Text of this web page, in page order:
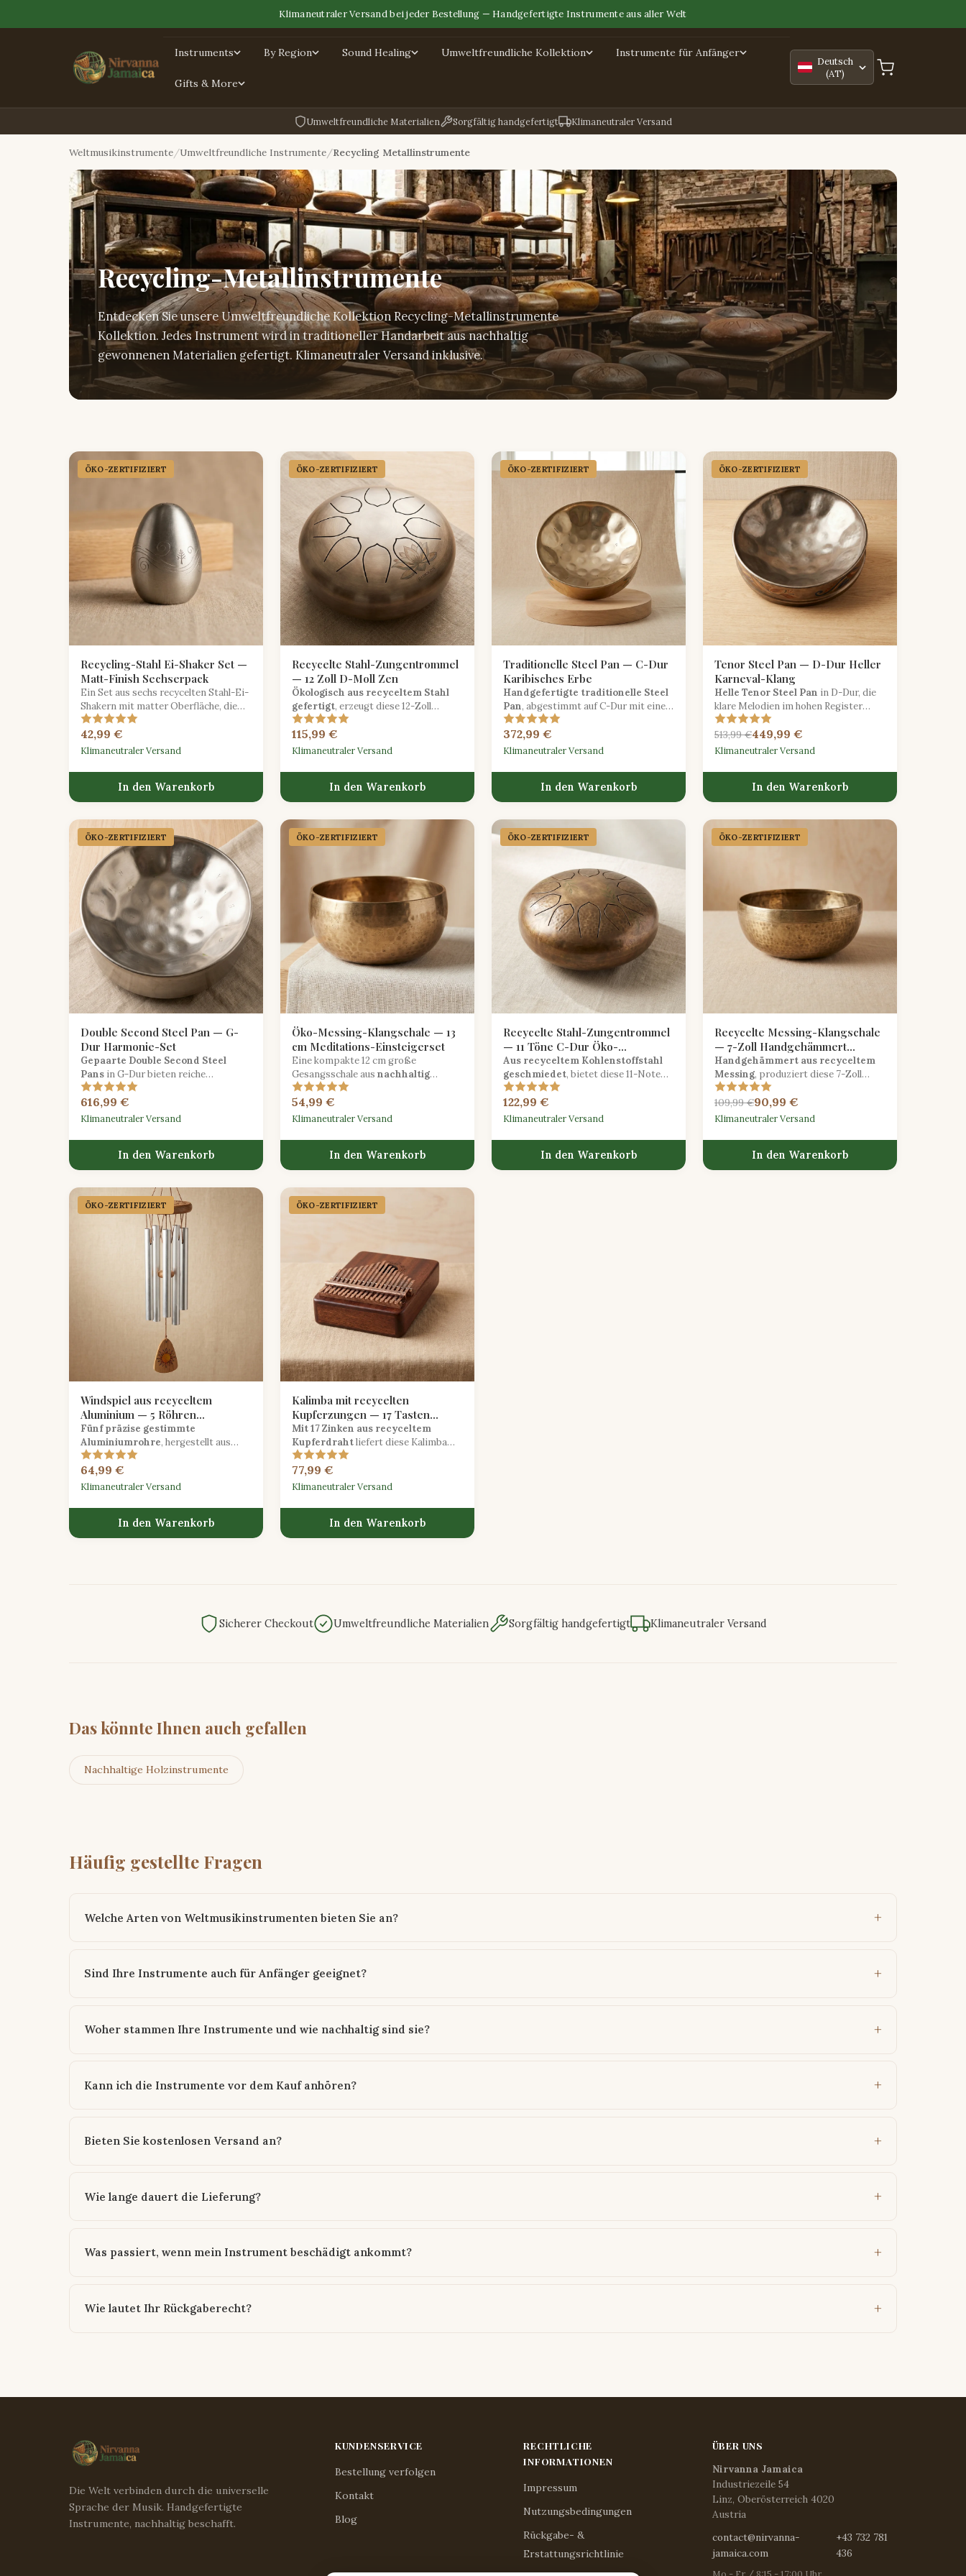
Klimaneutraler Versand bei jeder Bestellung — Handgefertigte Instrumente aus aller Welt
Instruments By Region Sound Healing Umweltfreundliche Kollektion Instrumente für Anfänger
Gifts & More
Deutsch
(AT)
Umweltfreundliche Materialien Sorgfältig handgefertigt Klimaneutraler Versand
Weltmusikinstrumente Umweltfreundliche Instrumente Recycling Metallinstrumente
Recycling-Metallinstrumente
Entdecken Sie unsere Umweltfreundliche Kollektion Recycling-Metallinstrumente
Kollektion. Jedes Instrument wird in traditioneller Handarbeit aus nachhaltig
gewonnenen Materialien gefertigt. Klimaneutraler Versand inklusive.
ÖKO-ZERTIFIZIERT
Recycling-Stahl Ei-Shaker Set —
Matt-Finish Sechserpack
Ein Set aus sechs recycelten Stahl-Ei-
Shakern mit matter Oberfläche, die
einen hellen und konsistenten Klang
für Ensemble-Spiel bieten.
42,99 €
Klimaneutraler Versand
In den Warenkorb
ÖKO-ZERTIFIZIERT
Recycelte Stahl-Zungentrommel
— 12 Zoll D-Moll Zen
Ökologisch aus recyceltem Stahl
gefertigt, erzeugt diese 12-Zoll
Zungentrommel in D-Moll tief
beruhigende Töne, die ideal für
Meditation und Klangheilung sind.
115,99 €
Klimaneutraler Versand
In den Warenkorb
ÖKO-ZERTIFIZIERT
Traditionelle Steel Pan — C-Dur
Karibisches Erbe
Handgefertigte traditionelle Steel
Pan, abgestimmt auf C-Dur mit einem
warmen karibischen Klang, perfekt für
Calypso- und Soca-Rhythmen.
372,99 €
Klimaneutraler Versand
In den Warenkorb
ÖKO-ZERTIFIZIERT
Tenor Steel Pan — D-Dur Heller
Karneval-Klang
Helle Tenor Steel Pan in D-Dur, die
klare Melodien im hohen Register
liefert, ideal für Hauptparts und
Soloperformances.
513,99 €449,99 €
Klimaneutraler Versand
In den Warenkorb
ÖKO-ZERTIFIZIERT
Double Second Steel Pan — G-
Dur Harmonie-Set
Gepaarte Double Second Steel
Pans in G-Dur bieten reiche
harmonische Unterstützung und
Kontrapunktfähigkeiten für das
Ensemble-Spiel.
616,99 €
Klimaneutraler Versand
In den Warenkorb
ÖKO-ZERTIFIZIERT
Öko-Messing-Klangschale — 13
cm Meditations-Einsteigerset
Eine kompakte 12 cm große
Gesangsschale aus nachhaltig
beschafftem Messing
Anfänger, die achtsame Klangpraxis
erkunden.
54,99 €
Klimaneutraler Versand
In den Warenkorb
ÖKO-ZERTIFIZIERT
Recycelte Stahl-Zungentrommel
— 11 Töne C-Dur Öko-
geschmiedet
Aus recyceltem Kohlenstoffstahl
geschmiedet, bietet diese 11-Note
Zungentrommel in C-Dur strahlende
pentatonische Töne mit einem
reduzierten ökologischen
122,99 €
Klimaneutraler Versand
In den Warenkorb
ÖKO-ZERTIFIZIERT
Recycelte Messing-Klangschale
— 7-Zoll Handgehämmert
Meditation
Handgehämmert aus recyceltem
Messing, produziert diese 7-Zoll
Gesangsschale reiche Obertöne für
Meditation und Klangtherapie mit
einer nachhaltigen Seele.
109,99 €90,99 €
Klimaneutraler Versand
In den Warenkorb
ÖKO-ZERTIFIZIERT
Windspiel aus recyceltem
Aluminium — 5 Röhren
pentatonisch gestimmt
Fünf präzise gestimmte
Aluminiumrohre, hergestellt aus
recyceltem Luftfahrt-Schrott,
schaffen ein pentatonisches
Windspiel mit kristallinen
64,99 €
Klimaneutraler Versand
In den Warenkorb
ÖKO-ZERTIFIZIERT
Kalimba mit recycelten
Kupferzungen — 17 Tasten
warme Resonanz
Mit 17 Zinken aus recyceltem
Kupferdrahtliefert diese Kalimba
einzigartig warme, sanfte Töne, die
sie von herkömmlichen Stahlmodellen
abheben.
77,99 €
Klimaneutraler Versand
In den Warenkorb
Sicherer Checkout Umweltfreundliche Materialien Sorgfältig handgefertigt Klimaneutraler Versand
Das könnte Ihnen auch gefallen
Nachhaltige Holzinstrumente
Häufig gestellte Fragen
Welche Arten von Weltmusikinstrumenten bieten Sie an?
Sind Ihre Instrumente auch für Anfänger geeignet?
Woher stammen Ihre Instrumente und wie nachhaltig sind sie?
Kann ich die Instrumente vor dem Kauf anhören?
Bieten Sie kostenlosen Versand an?
Wie lange dauert die Lieferung?
Was passiert, wenn mein Instrument beschädigt ankommt?
Wie lautet Ihr Rückgaberecht?
Die Welt verbinden durch die universelle
Sprache der Musik. Handgefertigte
Instrumente, nachhaltig beschafft.
KUNDENSERVICE
Bestellung verfolgen
Kontakt
Blog
RECHTLICHE
INFORMATIONEN
Impressum
Nutzungsbedingungen
Rückgabe- &
Erstattungsrichtlinie
ÜBER UNS
Nirvanna Jamaica
Industriezeile 54
Linz, Oberösterreich 4020
Austria
contact@nirvanna-
jamaica.com
+43 732 781
436